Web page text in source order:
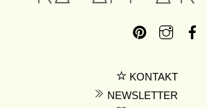
KONTAKT
NEWSLETTER